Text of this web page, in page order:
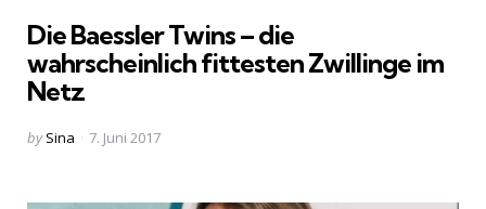
Die Baessler Twins – die
wahrscheinlich fittesten Zwillinge im
Netz
Posted
by Sina 7. Juni 2017